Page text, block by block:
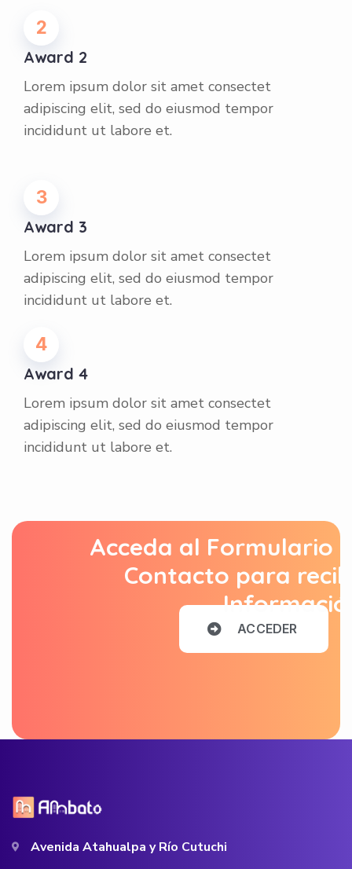
2
Award 2
Lorem ipsum dolor sit amet consectet
adipiscing elit, sed do eiusmod tempor
incididunt ut labore et.
3
Award 3
Lorem ipsum dolor sit amet consectet
adipiscing elit, sed do eiusmod tempor
incididunt ut labore et.
4
Award 4
Lorem ipsum dolor sit amet consectet
adipiscing elit, sed do eiusmod tempor
incididunt ut labore et.
Acceda al Formulario
Contacto para
ACCEDER
Avenida Atahualpa y Río Cutuchi